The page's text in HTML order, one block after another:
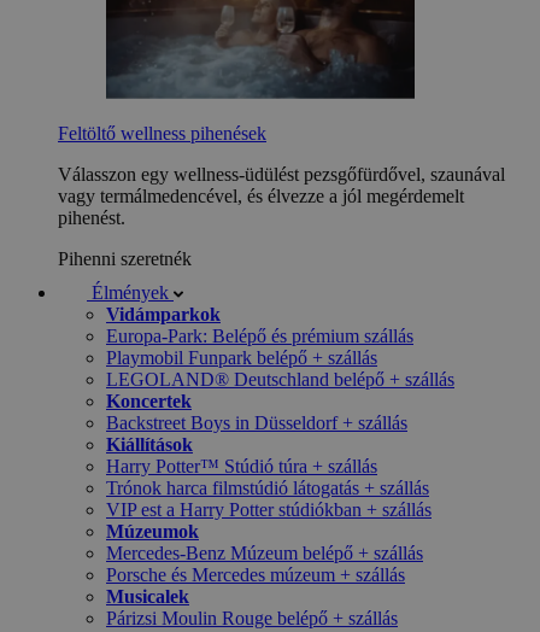
Feltöltő wellness pihenések
Válasszon egy wellness-üdülést pezsgőfürdővel, szaunával
vagy termálmedencével, és élvezze a jól megérdemelt
pihenést.
Pihenni szeretnék
Élmények
Vidámparkok
Europa-Park: Belépő és prémium szállás
Playmobil Funpark belépő + szállás
LEGOLAND® Deutschland belépő + szállás
Koncertek
Backstreet Boys in Düsseldorf + szállás
Kiállítások
Harry Potter™ Stúdió túra + szállás
Trónok harca filmstúdió látogatás + szállás
VIP est a Harry Potter stúdiókban + szállás
Múzeumok
Mercedes-Benz Múzeum belépő + szállás
Porsche és Mercedes múzeum + szállás
Musicalek
Párizsi Moulin Rouge belépő + szállás